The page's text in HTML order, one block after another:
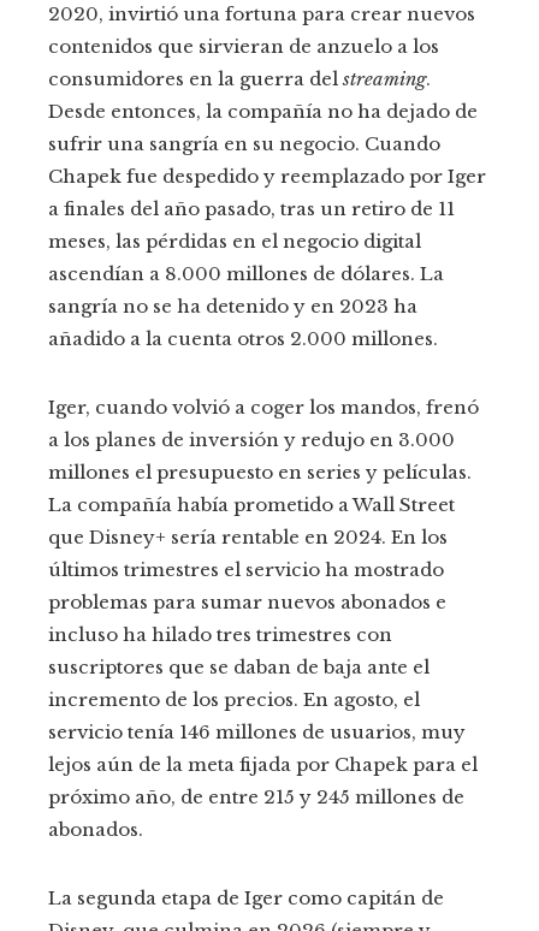
2020, invirtió una fortuna para crear nuevos
contenidos que sirvieran de anzuelo a los
consumidores en la guerra del streaming.
Desde entonces, la compañía no ha dejado de
sufrir una sangría en su negocio. Cuando
Chapek fue despedido y reemplazado por Iger
a finales del año pasado, tras un retiro de 11
meses, las pérdidas en el negocio digital
ascendían a 8.000 millones de dólares. La
sangría no se ha detenido y en 2023 ha
añadido a la cuenta otros 2.000 millones.
Iger, cuando volvió a coger los mandos, frenó
a los planes de inversión y redujo en 3.000
millones el presupuesto en series y películas.
La compañía había prometido a Wall Street
que Disney+ sería rentable en 2024. En los
últimos trimestres el servicio ha mostrado
problemas para sumar nuevos abonados e
incluso ha hilado tres trimestres con
suscriptores que se daban de baja ante el
incremento de los precios. En agosto, el
servicio tenía 146 millones de usuarios, muy
lejos aún de la meta fijada por Chapek para el
próximo año, de entre 215 y 245 millones de
abonados.
La segunda etapa de Iger como capitán de